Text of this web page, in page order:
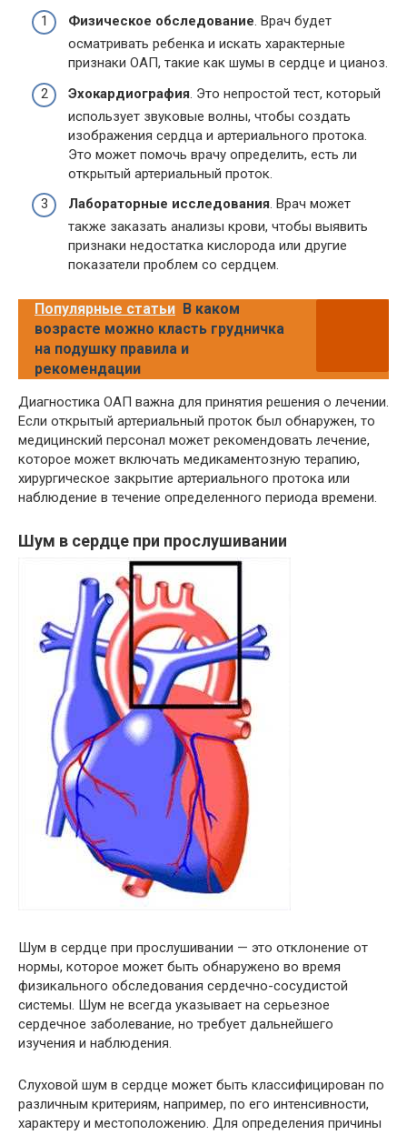
Физическое обследование. Врач будет
осматривать ребенка и искать характерные
признаки ОАП, такие как шумы в сердце и цианоз.
Эхокардиография. Это непростой тест, который
использует звуковые волны, чтобы создать
изображения сердца и артериального протока.
Это может помочь врачу определить, есть ли
открытый артериальный проток.
Лабораторные исследования. Врач может
также заказать анализы крови, чтобы выявить
признаки недостатка кислорода или другие
показатели проблем со сердцем.
Популярные статьи В каком
возрасте можно класть грудничка
на подушку правила и
рекомендации
Диагностика ОАП важна для принятия решения о лечении.
Если открытый артериальный проток был обнаружен, то
медицинский персонал может рекомендовать лечение,
которое может включать медикаментозную терапию,
хирургическое закрытие артериального протока или
наблюдение в течение определенного периода времени.
Шум в сердце при прослушивании
Шум в сердце при прослушивании — это отклонение от
нормы, которое может быть обнаружено во время
физикального обследования сердечно-сосудистой
системы. Шум не всегда указывает на серьезное
сердечное заболевание, но требует дальнейшего
изучения и наблюдения.
Слуховой шум в сердце может быть классифицирован по
различным критериям, например, по его интенсивности,
характеру и местоположению. Для определения причины